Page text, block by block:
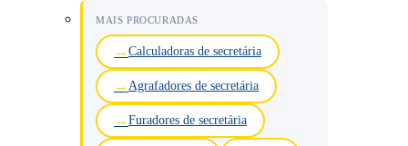
MAIS PROCURADAS
Calculadoras de secretária
Agrafadores de secretária
Furadores de secretária